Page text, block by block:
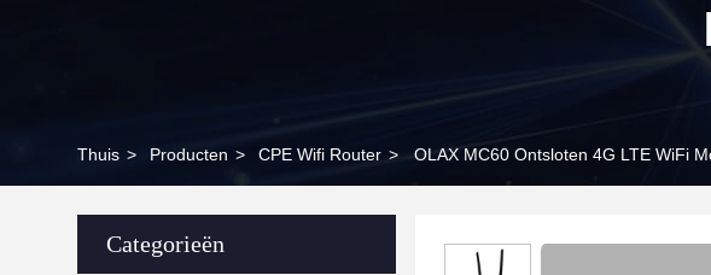
Thuis > Producten > CPE Wifi Router > OLAX MC60 Ontsloten 4G LTE WiFi
Categorieën